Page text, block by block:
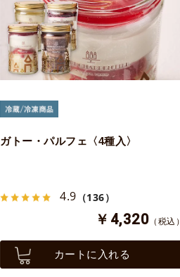
ガトー・パルフェ〈4種入〉
4.9 （136）
￥4,320 （税込）
カートに入れる